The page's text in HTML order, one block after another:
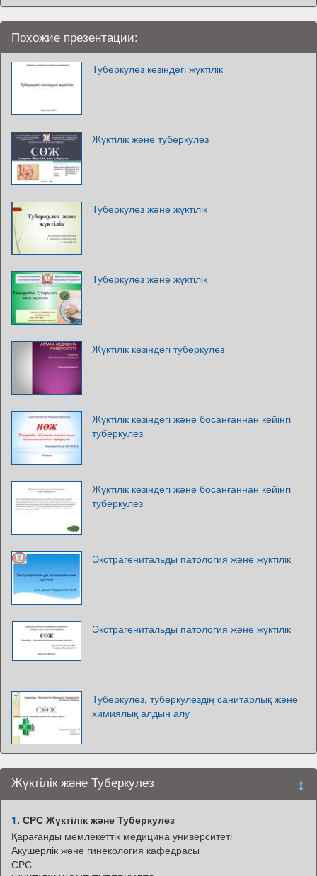
Похожие презентации:
Туберкулез кезіндегі жүктілік
Жүктілік және туберкулез
Туберкулез және жүктілік
Туберкулез және жүктілік
Жүктілік кезіндегі туберкулез
Жүктілік кезіндегі және босанғаннан кейінгі
туберкулез
Жүктілік кезіндегі және босанғаннан кейінгі
туберкулез
Экстрагенитальды патология және жүктілік
Экстрагенитальды патология және жүктілік
Туберкулез, туберкулездің санитарлық және
химиялық алдын алу
Жүктілік және Туберкулез
1. СРС Жүктілік және Туберкулез
Қарағанды мемлекеттік медицина университеті
Акушерлік және гинекология кафедрасы
СРС